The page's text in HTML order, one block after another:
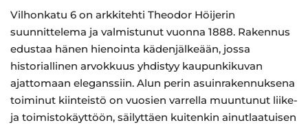
Vilhonkatu 6 on arkkitehti Theodor Höijerin
suunnittelema ja valmistunut vuonna 1888. Rakennus
edustaa hänen hienointa kädenjälkeään, jossa
historiallinen arvokkuus yhdistyy kaupunkikuvan
ajattomaan eleganssiin. Alun perin asuinrakennuksena
toiminut kiinteistö on vuosien varrella muuntunut liike-
ja toimistokäyttöön, säilyttäen kuitenkin ainutlaatuisen